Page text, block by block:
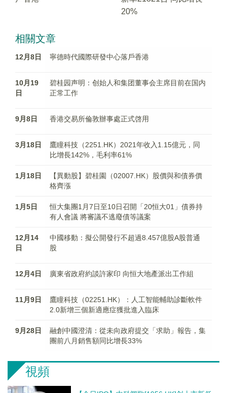
20%
相關文章
12月8日 寧德時代國際研發中心落戶香港
10月19
日
碧桂园声明：创始人和集团董事会主席目前在国内
正常工作
9月8日 香港交易所倫敦辦事處正式啓用
3月18日
鷹瞳科技（2251.HK）2021年收入1.15億元，同
比增長142%，毛利率61%
1月18日
【異動股】碧桂園（02007.HK）股價與和債券價
格齊漲
1月5日
恒大集團1月7日至10日召開「20恒大01」債券持
有人會議 將審議不逃廢債等議案
12月14
日
中國移動：擬公開發行不超過8.457億股A股普通
股
12月4日 廣東省政府約談許家印 向恒大地產派出工作組
11月9日
鷹瞳科技（02251.HK）：人工智能輔助診斷軟件
2.0新增三個新適應症獲批進入臨床
9月28日
融創中國澄清：從未向政府提交「求助」報告，集
團前八月銷售額同比增長33%
視頻